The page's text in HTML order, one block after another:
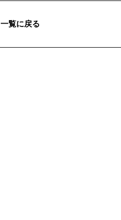
一覧に戻る